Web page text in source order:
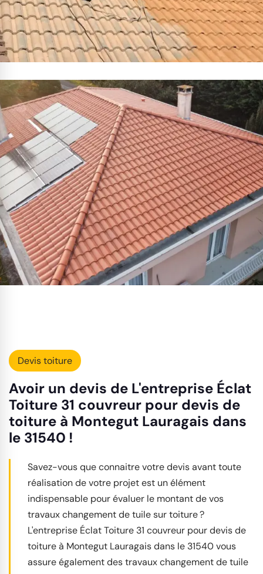
Devis toiture
Avoir un devis de L'entreprise Éclat
Toiture 31 couvreur pour devis de
toiture à Montegut Lauragais dans
le 31540 !
Savez-vous que connaitre votre devis avant toute
réalisation de votre projet est un élément
indispensable pour évaluer le montant de vos
travaux changement de tuile sur toiture ?
L'entreprise Éclat Toiture 31 couvreur pour devis de
toiture à Montegut Lauragais dans le 31540 vous
assure également des travaux changement de tuile